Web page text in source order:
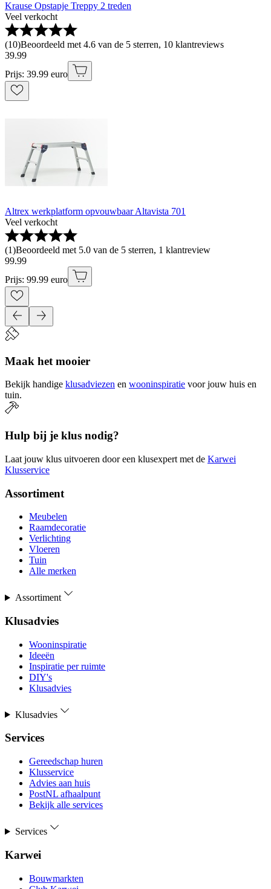
Krause Opstapje Treppy 2 treden
Veel verkocht
(10)Beoordeeld met 4.6 van de 5 sterren, 10 klantreviews
39.99
Prijs: 39.99 euro
Altrex werkplatform opvouwbaar Altavista 701
Veel verkocht
(1)Beoordeeld met 5.0 van de 5 sterren, 1 klantreview
99.99
Prijs: 99.99 euro
Maak het mooier
Bekijk handige klusadviezen en wooninspiratie voor jouw huis en
tuin.
Hulp bij je klus nodig?
Laat jouw klus uitvoeren door een klusexpert met de Karwei
Klusservice
Assortiment
Meubelen
Raamdecoratie
Verlichting
Vloeren
Tuin
Alle merken
Assortiment
Klusadvies
Wooninspiratie
Ideeën
Inspiratie per ruimte
DIY's
Klusadvies
Klusadvies
Services
Gereedschap huren
Klusservice
Advies aan huis
PostNL afhaalpunt
Bekijk alle services
Services
Karwei
Bouwmarkten